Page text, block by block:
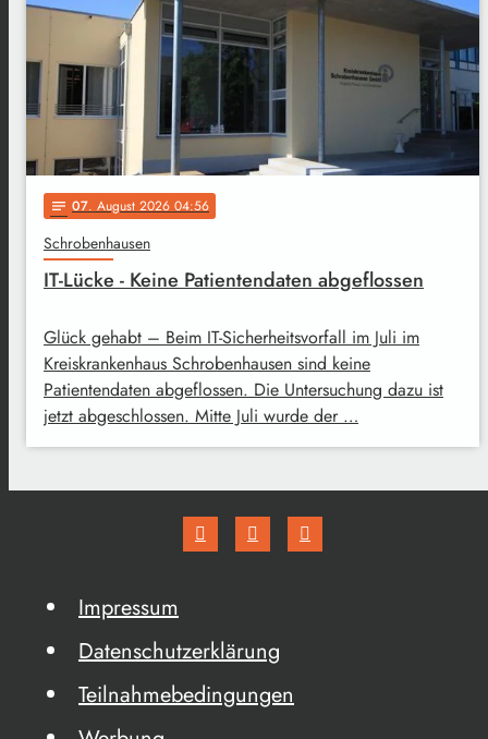
notes 07. August 2026 04:56
Schrobenhausen
IT-Lücke - Keine Patientendaten abgeflossen
Glück gehabt – Beim IT-Sicherheitsvorfall im Juli im
Kreiskrankenhaus Schrobenhausen sind keine
Patientendaten abgeflossen. Die Untersuchung dazu ist
jetzt abgeschlossen. Mitte Juli wurde der …
Impressum
Datenschutzerklärung
Teilnahmebedingungen